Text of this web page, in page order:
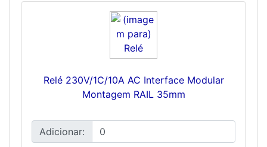
Relé 230V/1C/10A AC Interface Modular
Montagem RAIL 35mm
Adicionar: